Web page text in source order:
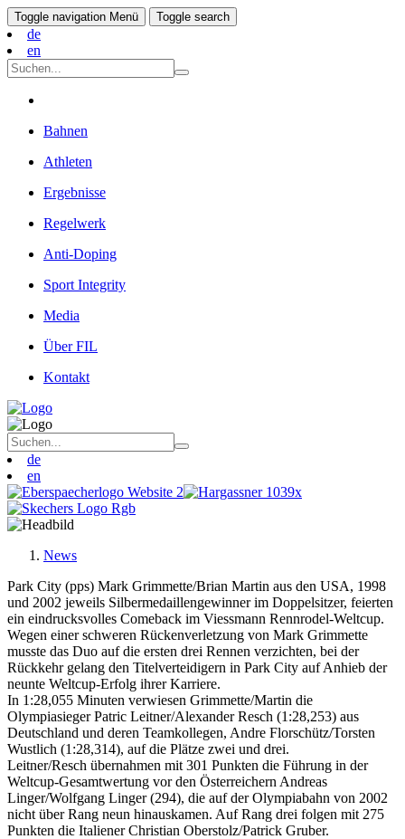
Toggle navigation Menü Toggle search
de
en
Bahnen
Athleten
Ergebnisse
Regelwerk
Anti-Doping
Sport Integrity
Media
Über FIL
Kontakt
de
en
News
Park City (pps) Mark Grimmette/Brian Martin aus den USA, 1998
und 2002 jeweils Silbermedaillengewinner im Doppelsitzer, feierten
ein eindrucksvolles Comeback im Viessmann Rennrodel-Weltcup.
Wegen einer schweren Rückenverletzung von Mark Grimmette
musste das Duo auf die ersten drei Rennen verzichten, bei der
Rückkehr gelang den Titelverteidigern in Park City auf Anhieb der
neunte Weltcup-Erfolg ihrer Karriere.
In 1:28,055 Minuten verwiesen Grimmette/Martin die
Olympiasieger Patric Leitner/Alexander Resch (1:28,253) aus
Deutschland und deren Teamkollegen, Andre Florschütz/Torsten
Wustlich (1:28,314), auf die Plätze zwei und drei.
Leitner/Resch übernahmen mit 301 Punkten die Führung in der
Weltcup-Gesamtwertung vor den Österreichern Andreas
Linger/Wolfgang Linger (294), die auf der Olympiabahn von 2002
nicht über Rang neun hinauskamen. Auf Rang drei folgen mit 275
Punkten die Italiener Christian Oberstolz/Patrick Gruber.